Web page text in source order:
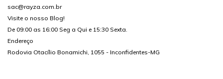
sac@rayza.com.br
Visite o nosso Blog!
De 09:00 as 16:00 Seg a Qui e 15:30 Sexta.
Endereço
Rodovia Otacílio Bonamichi, 1055 - Inconfidentes-MG